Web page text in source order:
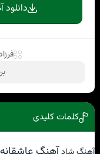
دانلود
کلمات کلیدی